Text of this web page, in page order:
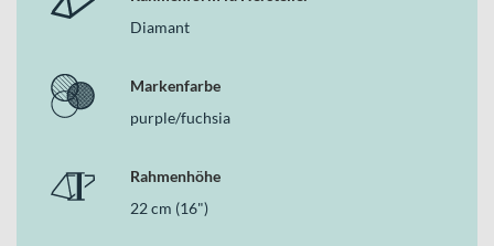
Diamant
Markenfarbe
purple/fuchsia
Rahmenhöhe
22 cm (16")